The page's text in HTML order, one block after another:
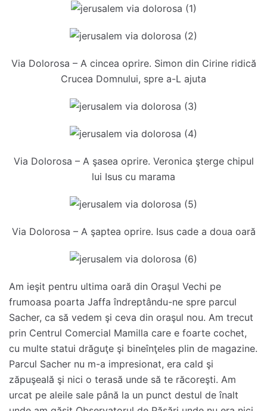
Via Dolorosa – A cincea oprire. Simon din Cirine ridică
Crucea Domnului, spre a-L ajuta
Via Dolorosa – A şasea oprire. Veronica şterge chipul
lui Isus cu marama
Via Dolorosa – A şaptea oprire. Isus cade a doua oară
Am ieşit pentru ultima oară din Oraşul Vechi pe
frumoasa poarta Jaffa îndreptându-ne spre parcul
Sacher, ca să vedem şi ceva din oraşul nou. Am trecut
prin Centrul Comercial Mamilla care e foarte cochet,
cu multe statui drăguţe şi bineînţeles plin de magazine.
Parcul Sacher nu m-a impresionat, era cald şi
zăpuşeală şi nici o terasă unde să te răcoreşti. Am
urcat pe aleile sale până la un punct destul de înalt